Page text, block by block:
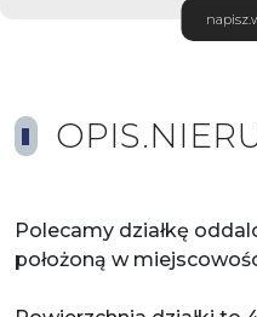
Polecamy działkę
położoną w